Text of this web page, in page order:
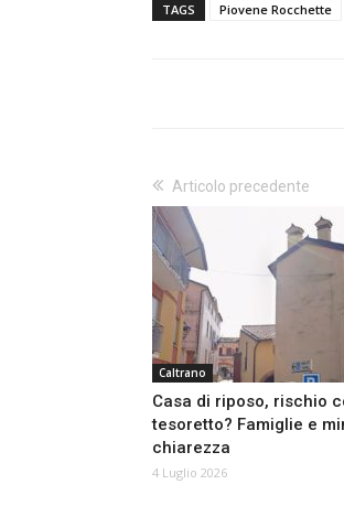
TAGS Piovene Rocchette
Articolo precedente
Caltrano
Casa di riposo, rischio
tesoretto? Famiglie e
chiarezza
4 Luglio 2026